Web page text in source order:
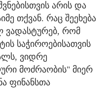
არის და
თქვან. რაც შეეხება
ვადასტურებ, რომ
საჭიროებისათვის
ვიდრე
მოძრაობის" მიერ
ფინანსთა